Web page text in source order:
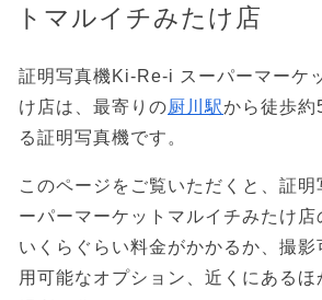
トマルイチみたけ店
証明写真機Ki-Re-i スーパーマーケ
け店は、最寄りの厨川駅から徒歩約
る証明写真機です。
このページをご覧いただくと、証
ーパーマーケットマルイチみたけ
いくらぐらい料金がかかるか、撮影
用可能なオプション、近くにある